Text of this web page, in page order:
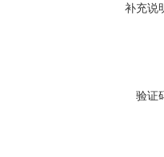
补充说
验证